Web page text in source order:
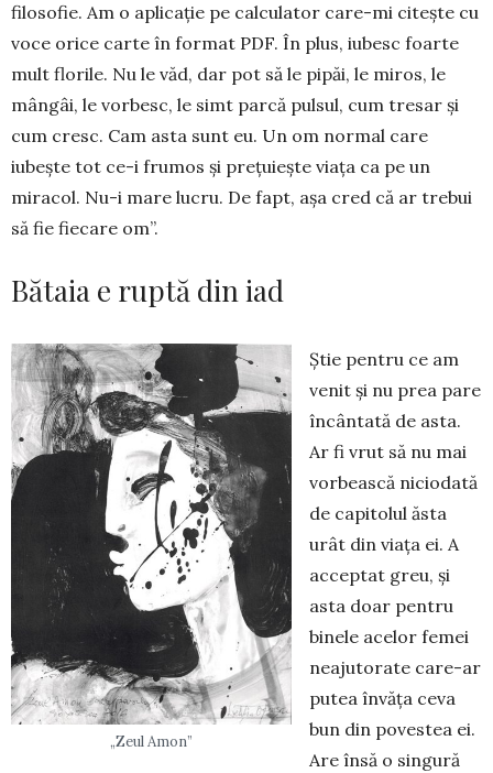
filosofie. Am o aplicație pe calculator care-mi citește cu
voce orice carte în format PDF. În plus, iubesc foarte
mult florile. Nu le văd, dar pot să le pipăi, le miros, le
mângâi, le vorbesc, le simt parcă pulsul, cum tresar și
cum cresc. Cam asta sunt eu. Un om normal care
iubește tot ce-i frumos și prețuiește viața ca pe un
miracol. Nu-i mare lucru. De fapt, așa cred că ar trebui
să fie fiecare om”.
Bătaia e ruptă din iad
„Zeul Amon”
Știe pentru ce am
venit și nu prea pare
încântată de asta.
Ar fi vrut să nu mai
vorbească niciodată
de capitolul ăsta
urât din viața ei. A
acceptat greu, și
asta doar pentru
binele acelor femei
neajutorate care-ar
putea învăța ceva
bun din povestea ei.
Are însă o singură